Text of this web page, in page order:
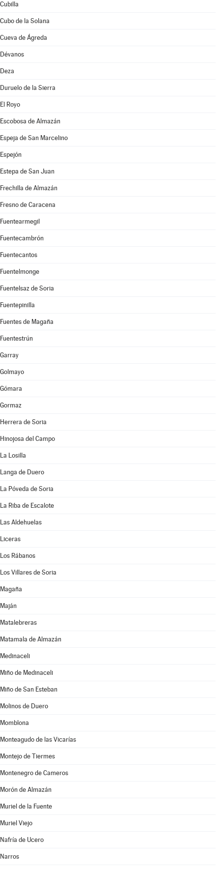
Cubilla
Cubo de la Solana
Cueva de Ágreda
Dévanos
Deza
Duruelo de la Sierra
El Royo
Escobosa de Almazán
Espeja de San Marcelino
Espejón
Estepa de San Juan
Frechilla de Almazán
Fresno de Caracena
Fuentearmegil
Fuentecambrón
Fuentecantos
Fuentelmonge
Fuentelsaz de Soria
Fuentepinilla
Fuentes de Magaña
Fuentestrún
Garray
Golmayo
Gómara
Gormaz
Herrera de Soria
Hinojosa del Campo
La Losilla
Langa de Duero
La Póveda de Soria
La Riba de Escalote
Las Aldehuelas
Liceras
Los Rábanos
Los Villares de Soria
Magaña
Maján
Matalebreras
Matamala de Almazán
Medinaceli
Miño de Medinaceli
Miño de San Esteban
Molinos de Duero
Momblona
Monteagudo de las Vicarías
Montejo de Tiermes
Montenegro de Cameros
Morón de Almazán
Muriel de la Fuente
Muriel Viejo
Nafría de Ucero
Narros